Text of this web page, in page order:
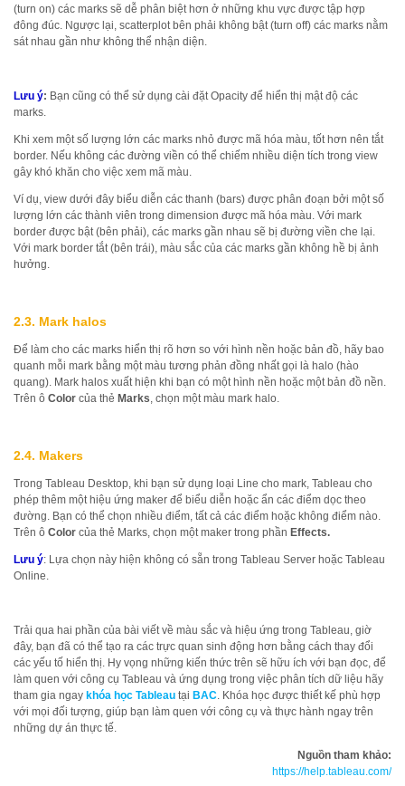
(turn on) các marks sẽ dễ phân biệt hơn ở những khu vực được tập hợp
đông đúc. Ngược lại, scatterplot bên phải không bật (turn off) các marks nằm
sát nhau gần như không thể nhận diện.
Lưu ý: Bạn cũng có thể sử dụng cài đặt Opacity để hiển thị mật độ các
marks.
Khi xem một số lượng lớn các marks nhỏ được mã hóa màu, tốt hơn nên tắt
border. Nếu không các đường viền có thể chiếm nhiều diện tích trong view
gây khó khăn cho việc xem mã màu.
Ví dụ, view dưới đây biểu diễn các thanh (bars) được phân đoạn bởi một số
lượng lớn các thành viên trong dimension được mã hóa màu. Với mark
border được bật (bên phải), các marks gần nhau sẽ bị đường viền che lại.
Với mark border tắt (bên trái), màu sắc của các marks gần không hề bị ảnh
hưởng.
2.3. Mark halos
Để làm cho các marks hiển thị rõ hơn so với hình nền hoặc bản đồ, hãy bao
quanh mỗi mark bằng một màu tương phản đồng nhất gọi là halo (hào
quang). Mark halos xuất hiện khi bạn có một hình nền hoặc một bản đồ nền.
Trên ô Color của thẻ Marks, chọn một màu mark halo.
2.4. Makers
Trong Tableau Desktop, khi bạn sử dụng loại Line cho mark, Tableau cho
phép thêm một hiệu ứng maker để biểu diễn hoặc ẩn các điểm dọc theo
đường. Bạn có thể chọn nhiều điểm, tất cả các điểm hoặc không điểm nào.
Trên ô Color của thẻ Marks, chọn một maker trong phần Effects.
Lưu ý: Lựa chọn này hiện không có sẵn trong Tableau Server hoặc Tableau
Online.
Trải qua hai phần của bài viết về màu sắc và hiệu ứng trong Tableau, giờ
đây, bạn đã có thể tạo ra các trực quan sinh động hơn bằng cách thay đổi
các yếu tố hiển thị. Hy vọng những kiến thức trên sẽ hữu ích với bạn đọc, để
làm quen với công cụ Tableau và ứng dụng trong việc phân tích dữ liệu hãy
tham gia ngay khóa học Tableau tại BAC. Khóa học được thiết kế phù hợp
với mọi đối tượng, giúp bạn làm quen với công cụ và thực hành ngay trên
những dự án thực tế.
Nguồn tham khảo:
https://help.tableau.com/